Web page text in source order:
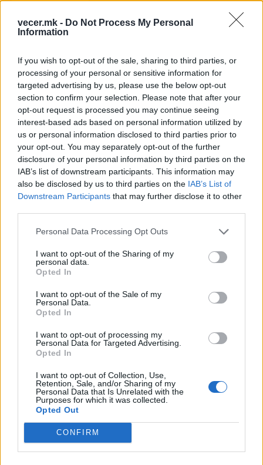
vecer.mk - Do Not Process My Personal
Information
If you wish to opt-out of the sale, sharing to third parties, or
processing of your personal or sensitive information for
targeted advertising by us, please use the below opt-out
section to confirm your selection. Please note that after your
opt-out request is processed you may continue seeing
interest-based ads based on personal information utilized by
us or personal information disclosed to third parties prior to
your opt-out. You may separately opt-out of the further
disclosure of your personal information by third parties on the
IAB’s list of downstream participants. This information may
also be disclosed by us to third parties on the IAB’s List of
Downstream Participants that may further disclose it to other
Personal Data Processing Opt Outs
I want to opt-out of the Sharing of my
personal data.
Opted In
I want to opt-out of the Sale of my
Personal Data.
Opted In
I want to opt-out of processing my
Personal Data for Targeted Advertising.
Opted In
I want to opt-out of Collection, Use,
Retention, Sale, and/or Sharing of my
Personal Data that Is Unrelated with the
Purposes for which it was collected.
Opted Out
CONFIRM
НАЈЧИТАНИ ВО ПОСЛЕДНИ 7 ДЕНА
УАПСЕН МАКЕДОНЕЦОТ АНДРЕЈ
ТАНАСКОВСКИ, ЧЛЕН НА
КАВАЧКИ КЛАН (ФОТО)
(Видео) СНИМКА СО ПАРИ КОИ
ЈА НАПУШТААТ АЛБАНИЈА, се
тврди дека се на Еди Рама
Ахмети кажа што го мачи:
СЛУШАМ, САКААТ ДА СЕ СУДИ
ЗА ВОЕНИТЕ ЗЛОСТРОСТВА НА
УЧК...
ТЕЖОК ДЕН И ЈАВНО
Мицкоски откри дека
ништо, освен за кеш
Црна Гора ја уапси жената која
ШАРПЛАНИНЕЦ?!
СУДСКАТА МАФИЈА РАБОТИ
откако му го врати пасошот
на бизнисменот Марковски
СКОКНА МИНИМАЛНИОТ
годинава
ПРЕДУПРЕДЕНИ СЕ: „Бугарија
итно ја преиспитува својата
МАКЕДОНИЈА ИМА СВЕТСКА
ПИСТА: Огромниот Боинг 777
на индиската претседателка